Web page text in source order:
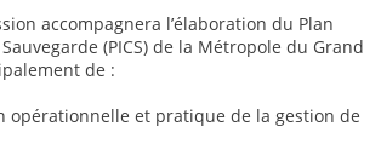
accompagnera l’élaboration du Plan
(PICS) de la Métropole du Grand
de :
opérationnelle et pratique de la gestion de